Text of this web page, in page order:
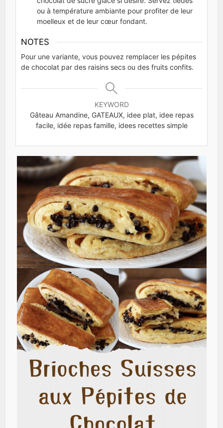
ou à température ambiante pour profiter de leur
moelleux et de leur cœur fondant.
NOTES
Pour une variante, vous pouvez remplacer les pépites
de chocolat par des raisins secs ou des fruits confits.
KEYWORD
Gâteau Amandine, GATEAUX, idee plat, idee repas
facile, idée repas famille, idees recettes simple